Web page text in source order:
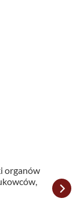
organów